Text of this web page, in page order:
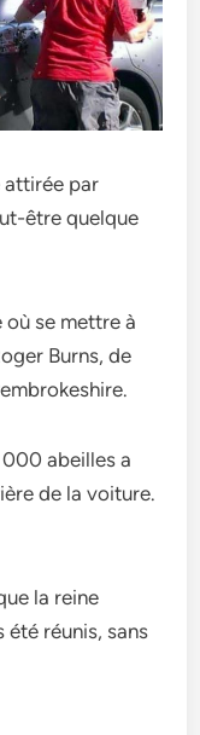
attirée par
être quelque
se mettre à
Burns, de
000 abeilles a
de la voiture.
la reine
réunis, sans